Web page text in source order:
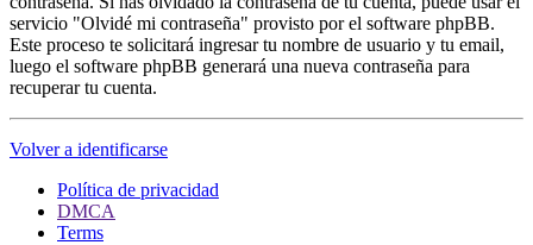
servicio "Olvidé mi contraseña" provisto por el software phpBB.
Este proceso te solicitará ingresar tu nombre de usuario y tu email,
luego el software phpBB generará una nueva contraseña para
recuperar tu cuenta.
Volver a identificarse
Política de privacidad
DMCA
Terms